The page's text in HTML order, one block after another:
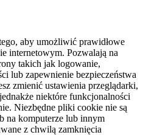
aby umożliwić prawidłowe
internetowym. Pozwalają na
takich jak logowanie,
lub zapewnienie bezpieczeństwa
zmienić ustawienia przeglądarki,
niektóre funkcjonalności
Niezbędne pliki cookie nie są
na komputerze lub innym
z chwilą zamknięcia